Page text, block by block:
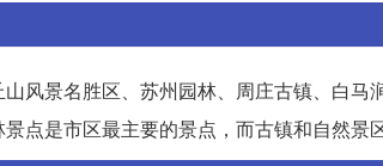
风景名胜区、苏州园林、周庄古镇、白
点是市区最主要的景点，而古镇和自然景